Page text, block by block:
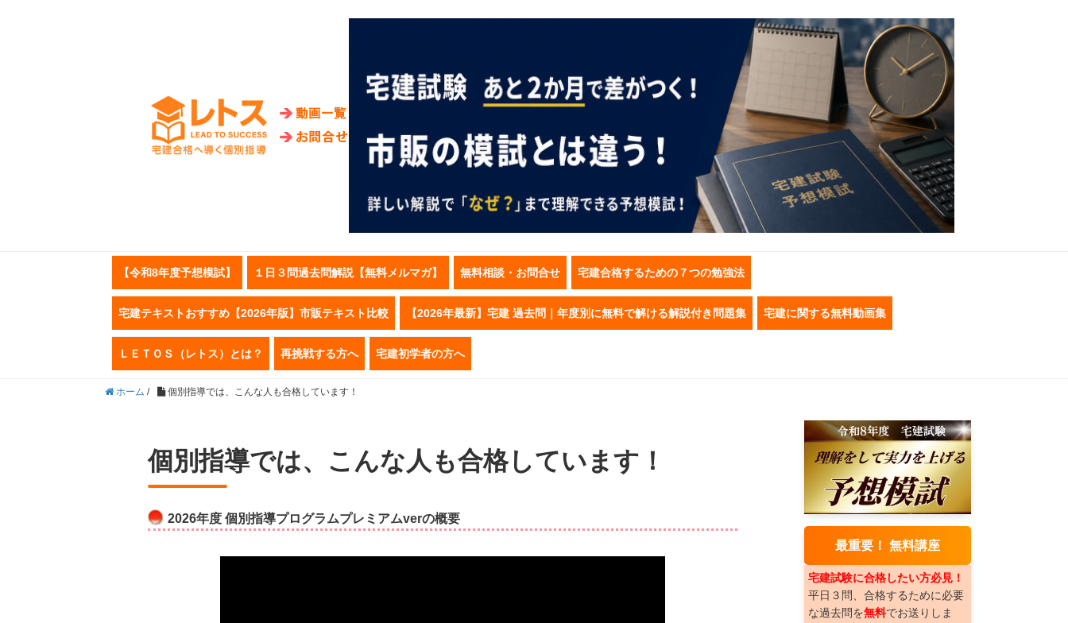
【令和8年度予想模試】 １日３問過去問解説【無料メルマガ】 無料相談・お問合せ 宅建合格するための７つの勉強法
宅建テキストおすすめ【2026年版】市販テキスト比較 【2026年最新】宅建 過去問｜年度別に無料で解ける解説付き問題集 宅建に関する無料動画集
ＬＥＴＯＳ（レトス）とは？ 再挑戦する方へ 宅建初学者の方へ
ホーム / 個別指導では、こんな人も合格しています！
個別指導では、こんな人も合格しています！
2026年度 個別指導プログラムプレミアムverの概要
最重要！ 無料講座
宅建試験に合格したい方必見！
平日３問、合格するために必要
な過去問を無料でお送りしま